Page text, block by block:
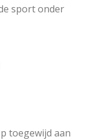
sport onder
toegewijd aan